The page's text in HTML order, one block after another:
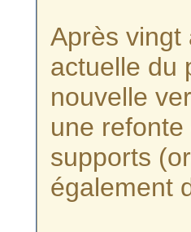
Après vingt
actuelle du
nouvelle
une
supports
également